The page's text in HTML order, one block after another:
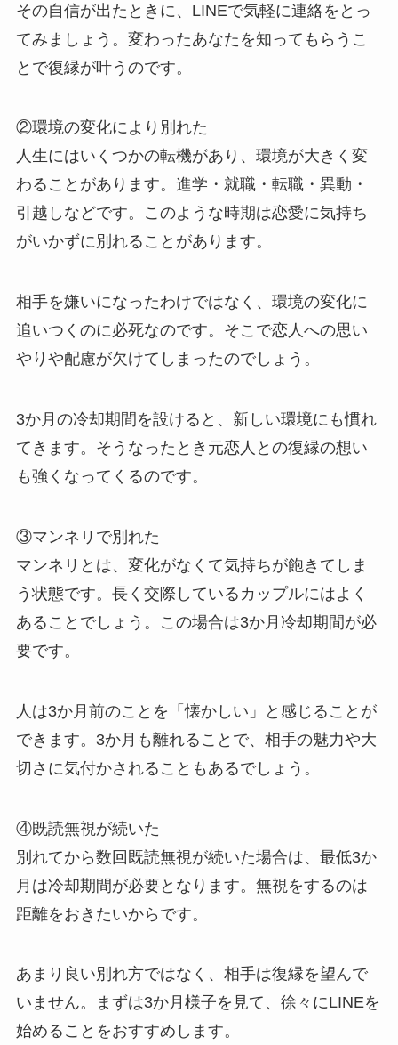
その自信が出たときに、LINEで気軽に連絡をとっ
てみましょう。変わったあなたを知ってもらうこ
とで復縁が叶うのです。
②環境の変化により別れた
人生にはいくつかの転機があり、環境が大きく変
わることがあります。進学・就職・転職・異動・
引越しなどです。このような時期は恋愛に気持ち
がいかずに別れることがあります。
相手を嫌いになったわけではなく、環境の変化に
追いつくのに必死なのです。そこで恋人への思い
やりや配慮が欠けてしまったのでしょう。
3か月の冷却期間を設けると、新しい環境にも慣れ
てきます。そうなったとき元恋人との復縁の想い
も強くなってくるのです。
③マンネリで別れた
マンネリとは、変化がなくて気持ちが飽きてしま
う状態です。長く交際しているカップルにはよく
あることでしょう。この場合は3か月冷却期間が必
要です。
人は3か月前のことを「懐かしい」と感じることが
できます。3か月も離れることで、相手の魅力や大
切さに気付かされることもあるでしょう。
④既読無視が続いた
別れてから数回既読無視が続いた場合は、最低3か
月は冷却期間が必要となります。無視をするのは
距離をおきたいからです。
あまり良い別れ方ではなく、相手は復縁を望んで
いません。まずは3か月様子を見て、徐々にLINEを
始めることをおすすめします。